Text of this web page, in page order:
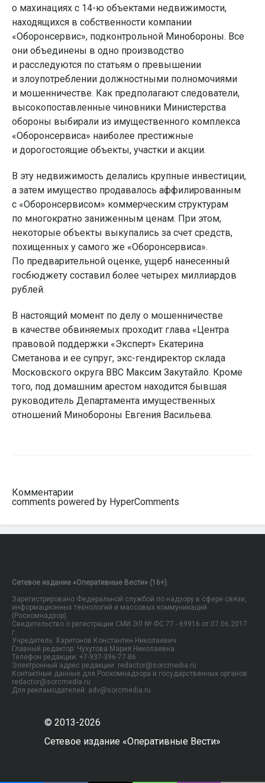
о махинациях с 14-ю объектами недвижимости,
находящихся в собственности компании
«Оборонсервис», подконтрольной Минобороны. Все
они объединены в одно производство
и расследуются по статьям о превышении
и злоупотреблении должностными полномочиями
и мошенничестве. Как предполагают следователи,
высокопоставленные чиновники Министерства
обороны выбирали из имущественного комплекса
«Оборонсервиса» наиболее престижные
и дорогостоящие объекты, участки и акции.
В эту недвижимость делались крупные инвестиции,
а затем имущество продавалось аффилированным
с «Оборонсервисом» коммерческим структурам
по многократно заниженным ценам. При этом,
некоторые объекты выкупались за счет средств,
похищенных у самого же «Оборонсервиса».
По предварительной оценке, ущерб нанесенный
госбюджету составил более четырех миллиардов
рублей.
В настоящий момент по делу о мошенничестве
в качестве обвиняемых проходит глава «Центра
правовой поддержки «Эксперт» Екатерина
Сметанова и ее супруг, экс-гендиректор склада
Московского округа ВВС Максим Закутайло. Кроме
того, под домашним арестом находится бывшая
руководитель Департамента имущественных
отношений Минобороны Евгения Васильева.
Комментарии
comments powered by HyperComments
Сетевое издание «Оперативные Вести» (16+).
Зарегистрировано Федеральной службой по надзору в сфере связи,
информационных технологий и массовых коммуникаций
(Роскомнадзор).
Свидетельство о регистрации СМИ ЭЛ № ФС 77 - 69916 от 07.06.2017
г.
Учредитель: Харитонов Константин Николаевич.
Главный редактор: Чухутова Мария Николаевна.
Телефон редакции: +7-937-396-77-86
Электронный адрес редакции: redactor@sorcmedia.ru
Контактные данные для Роскомнадзора и государственных органов:
redactor@sorcmedia.ru
Для рекламодателей: adv@sorcmedia.ru
© 2013-2026
Сетевое издание «Оперативные Вести»